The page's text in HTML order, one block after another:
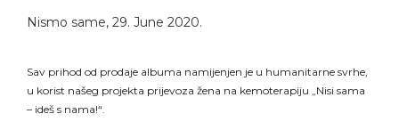
Nismo same, 29. June 2020.
Sav prihod od prodaje albuma namijenjen je u humanitarne svrhe,
u korist našeg projekta prijevoza žena na kemoterapiju „Nisi sama
– ideš s nama!“.